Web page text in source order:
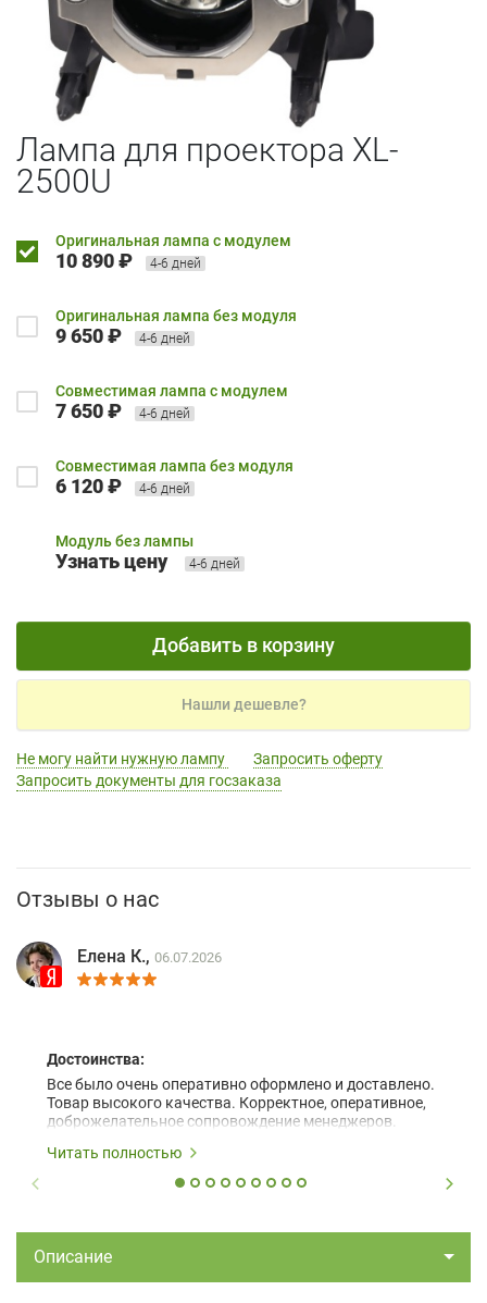
Лампа для проектора XL-
2500U
Оригинальная лампа с модулем
10 890 ₽ 4-6 дней
Оригинальная лампа без модуля
9 650 ₽ 4-6 дней
Совместимая лампа с модулем
7 650 ₽ 4-6 дней
Совместимая лампа без модуля
6 120 ₽ 4-6 дней
Модуль без лампы
Узнать цену 4-6 дней
Добавить в корзину
Нашли дешевле?
Не могу найти нужную лампу
Запросить оферту
Запросить документы для госзаказа
Отзывы о нас
Елена К., 06.07.2026
Достоинства:
Все было очень оперативно оформлено и доставлено.
Товар высокого качества. Корректное, оперативное,
доброжелательное сопровождение менеджеров.
Читать полностью
Описание